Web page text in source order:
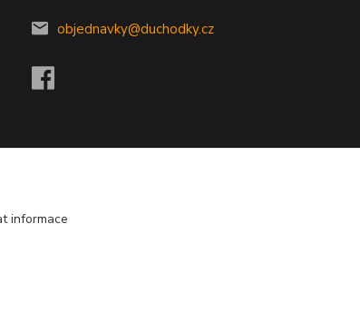
objednavky@duchodky.cz
informace